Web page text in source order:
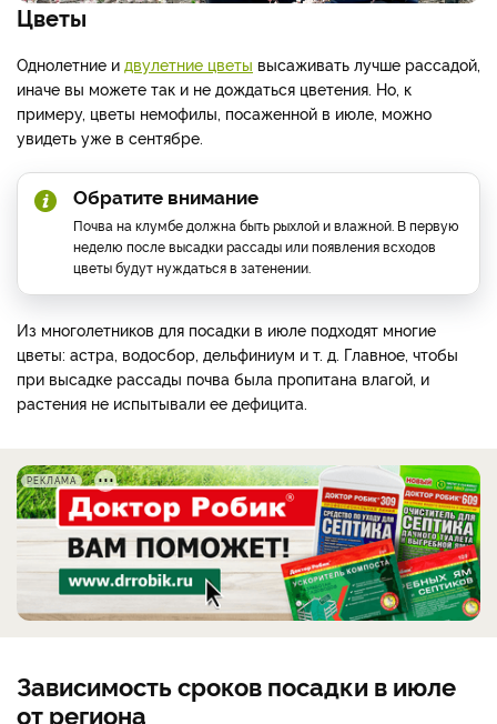
Цветы
Однолетние и двулетние цветы высаживать лучше рассадой,
иначе вы можете так и не дождаться цветения. Но, к
примеру, цветы немофилы, посаженной в июле, можно
увидеть уже в сентябре.
Обратите внимание
Почва на клумбе должна быть рыхлой и влажной. В первую
неделю после высадки рассады или появления всходов
цветы будут нуждаться в затенении.
Из многолетников для посадки в июле подходят многие
цветы: астра, водосбор, дельфиниум и т. д. Главное, чтобы
при высадке рассады почва была пропитана влагой, и
растения не испытывали ее дефицита.
РЕКЛАМА
Зависимость сроков посадки в июле
от региона